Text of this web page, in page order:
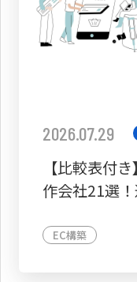
2026.07.29
【比較表付
作会社21選
EC構築